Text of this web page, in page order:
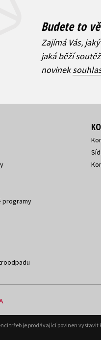
Budete to
Zajímá Vás,
jaká běží
novinek
programy
tržeb je prodávající povinen